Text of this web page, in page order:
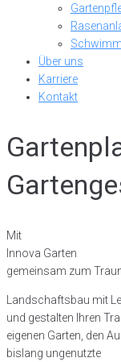
Über uns
Karriere
Kontakt
Mit
nnova Garten
gemeinsam zum
Landschaftsbau mit
und gestalten Ihren
eigenen Garten, den
bislang ungenutzte